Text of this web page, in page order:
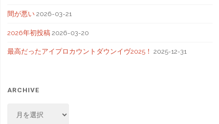
間が悪い 2026-03-21
2026年初投稿 2026-03-20
最高だったアイプロカウントダウンイヴ2025！ 2025-12-31
ARCHIVE